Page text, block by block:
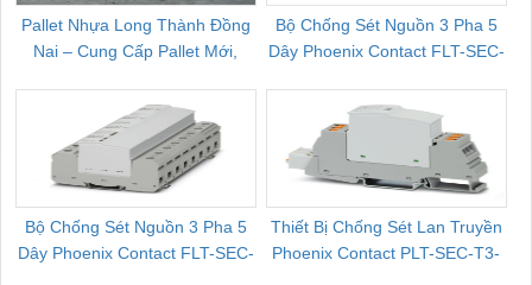
Pallet Nhựa Long Thành Đồng
Nai – Cung Cấp Pallet Mới,
Bộ Chống Sét Nguồn 3 Pha 5
Dây Phoenix Contact FLT-SEC-
Bộ Chống Sét Nguồn 3 Pha 5
Dây Phoenix Contact FLT-SEC-
Thiết Bị Chống Sét Lan Truyền
Phoenix Contact PLT-SEC-T3-